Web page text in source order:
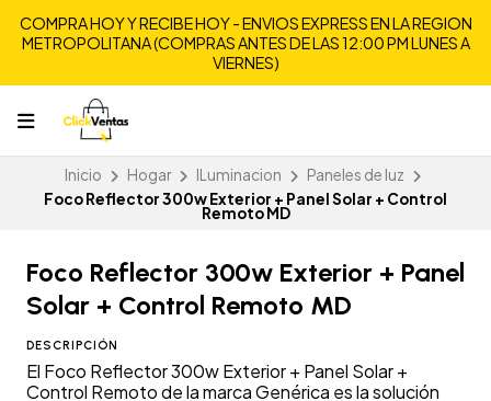
COMPRA HOY Y RECIBE HOY - ENVIOS EXPRESS EN LA REGION
METROPOLITANA (COMPRAS ANTES DE LAS 12:00 PM LUNES A
VIERNES)
Inicio Hogar ILuminacion
Paneles de luz
Foco Reflector 300w Exterior + Panel Solar + Control
Remoto MD
Foco Reflector 300w Exterior + Panel
Solar + Control Remoto MD
DESCRIPCIÓN
El Foco Reflector 300w Exterior + Panel Solar +
Control Remoto de la marca Genérica es la solución